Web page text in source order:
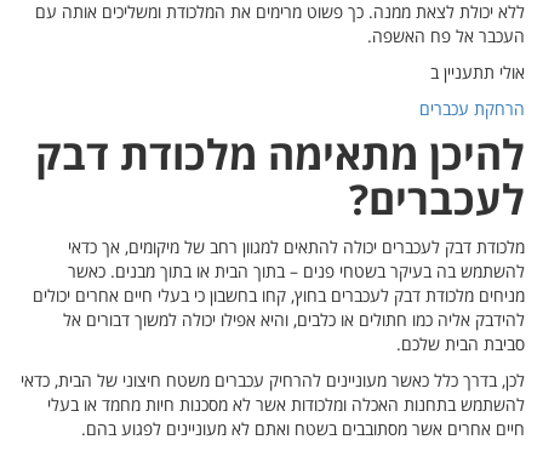
ללא יכולת לצאת ממנה. כך פשוט מרימים את המלכודת ומשליכים אותה עם
העכבר אל פח האשפה.
אולי תתעניין ב
הרחקת עכברים
להיכן מתאימה מלכודת דבק
לעכברים?
מלכודת דבק לעכברים יכולה להתאים למגוון רחב של מיקומים, אך כדאי
להשתמש בה בעיקר בשטחי פנים – בתוך הבית או בתוך מבנים. כאשר
מניחים מלכודת דבק לעכברים בחוץ, קחו בחשבון כי בעלי חיים אחרים יכולים
להידבק אליה כמו חתולים או כלבים, והיא אפילו יכולה למשוך דבורים אל
סביבת הבית שלכם.
לכן, בדרך כלל כאשר מעוניינים להרחיק עכברים משטח חיצוני של הבית, כדאי
להשתמש בתחנות האכלה ומלכודות אשר לא מסכנות חיות מחמד או בעלי
חיים אחרים אשר מסתובבים בשטח ואתם לא מעוניינים לפגוע בהם.